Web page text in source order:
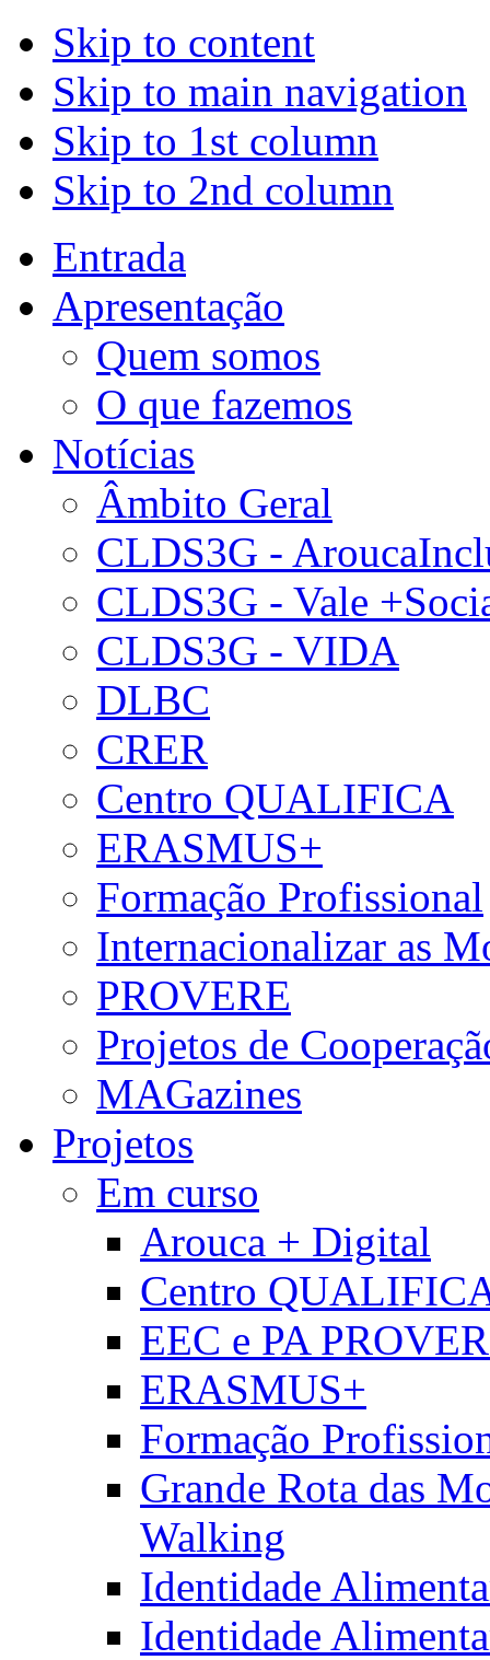
Skip to content
Skip to main navigation
Skip to 1st column
Skip to 2nd column
Entrada
Apresentação
Quem somos
O que fazemos
Notícias
Âmbito Geral
CLDS3G -
CLDS3G - Vale
CLDS3G - VIDA
DLBC
CRER
Centro QUALIFICA
ERASMUS+
Formação Profissional
Internacionalizar as
PROVERE
Projetos de
MAGazines
Projetos
Em curso
Arouca + Digital
Centro
EEC e PA
ERASMUS+
Formação
Grande Rota das
Walking
Identidade
Identidade